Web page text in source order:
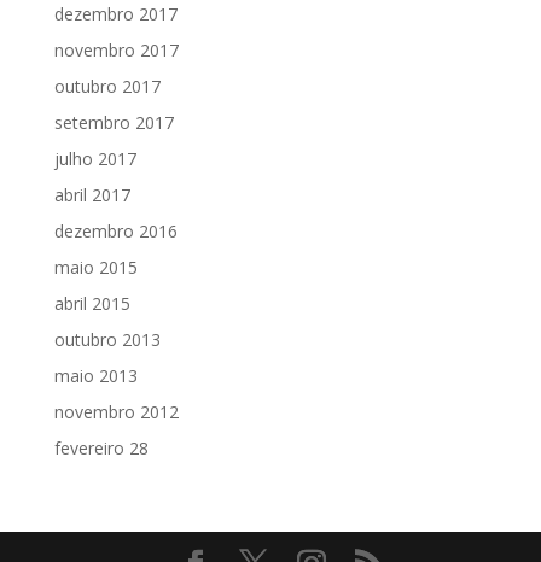
dezembro 2017
novembro 2017
outubro 2017
setembro 2017
julho 2017
abril 2017
dezembro 2016
maio 2015
abril 2015
outubro 2013
maio 2013
novembro 2012
fevereiro 28